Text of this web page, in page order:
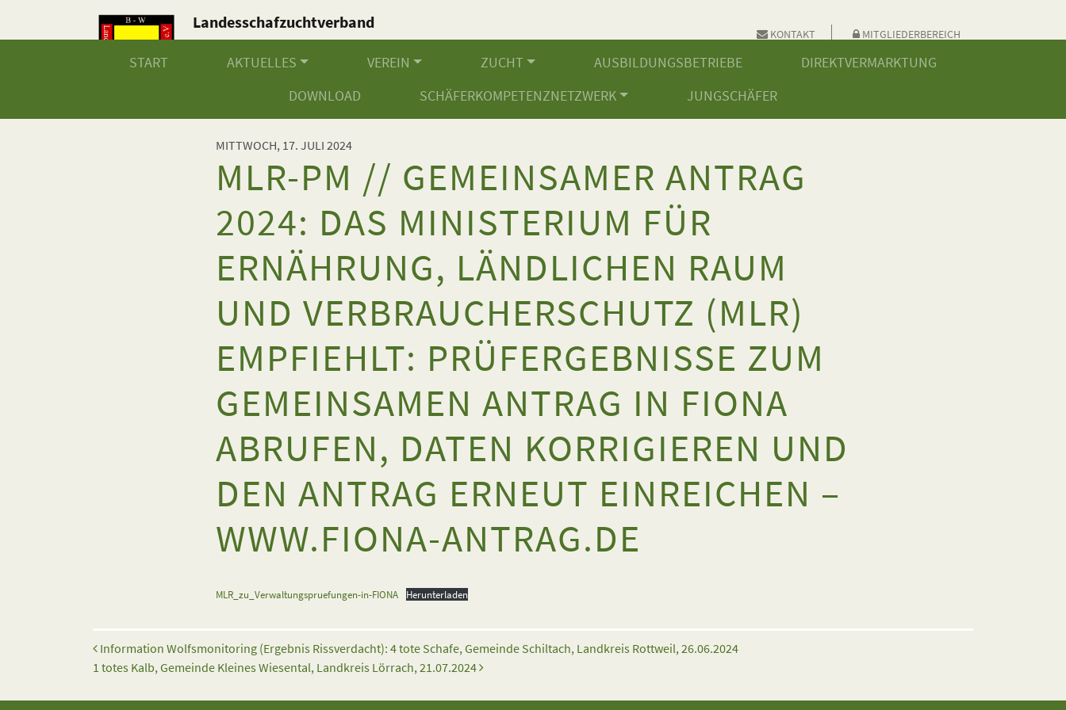
Landesschafzuchtverband
Baden-Württemberg e.V.
KONTAKT MITGLIEDERBEREICH
START AKTUELLES VEREIN ZUCHT AUSBILDUNGSBETRIEBE
DIREKTVERMARKTUNG
DOWNLOAD
SCHÄFERKOMPETENZNETZWERK JUNGSCHÄFER
MITTWOCH, 17. JULI 2024
MLR-PM // GEMEINSAMER ANTRAG
2024: DAS MINISTERIUM FÜR
ERNÄHRUNG, LÄNDLICHEN RAUM
UND VERBRAUCHERSCHUTZ (MLR)
EMPFIEHLT: PRÜFERGEBNISSE ZUM
GEMEINSAMEN ANTRAG IN FIONA
ABRUFEN, DATEN KORRIGIEREN UND
DEN ANTRAG ERNEUT EINREICHEN –
WWW.FIONA-ANTRAG.DE
MLR_zu_Verwaltungspruefungen-in-FIONA Herunterladen
Beitrags-Navigation
Information Wolfsmonitoring (Ergebnis Rissverdacht): 4 tote Schafe, Gemeinde Schiltach, Landkreis Rottweil, 26.06.2024
1 totes Kalb, Gemeinde Kleines Wiesental, Landkreis Lörrach, 21.07.2024